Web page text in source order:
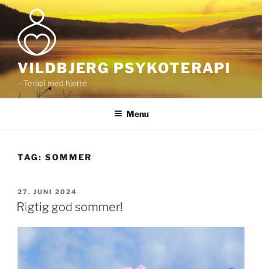
Videre
indhold
VILDBJERG PSYKOTERAPI
– Terapi med hjerte
Menu
TAG: SOMMER
UDGIVET
DEN
27. JUNI 2024
Rigtig god sommer!